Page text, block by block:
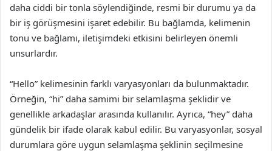
daha ciddi bir tonla söylendiğinde, resmi bir durumu ya da
bir iş görüşmesini işaret edebilir. Bu bağlamda, kelimenin
tonu ve bağlamı, iletişimdeki etkisini belirleyen önemli
unsurlardır.
“Hello” kelimesinin farklı varyasyonları da bulunmaktadır.
Örneğin, “hi” daha samimi bir selamlaşma şeklidir ve
genellikle arkadaşlar arasında kullanılır. Ayrıca, “hey” daha
gündelik bir ifade olarak kabul edilir. Bu varyasyonlar, sosyal
durumlara göre uygun selamlaşma şeklinin seçilmesine